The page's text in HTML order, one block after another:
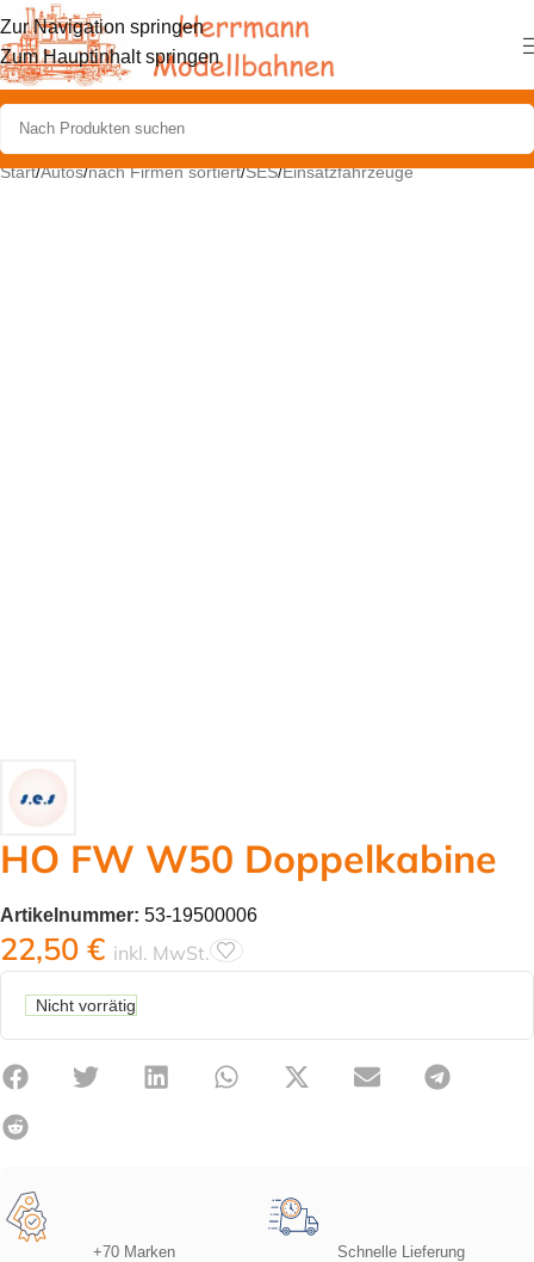
Zur Navigation springen
Zum Hauptinhalt springen
Start/Autos/nach Firmen sortiert/SES/Einsatzfahrzeuge
HO FW W50 Doppelkabine
Artikelnummer: 53-19500006
22,50 € inkl. MwSt.
Nicht vorrätig
+70 Marken Schnelle Lieferung